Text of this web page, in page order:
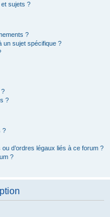
sujets ?
?
un sujet spécifique ?
?
?
?
d’ordres légaux liés à ce forum ?
?